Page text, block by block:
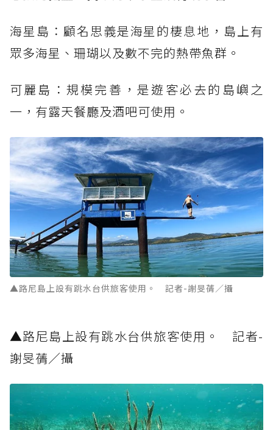
海星島：顧名思義是海星的棲息地，島上有
眾多海星、珊瑚以及數不完的熱帶魚群。
可麗島：規模完善，是遊客必去的島嶼之
一，有露天餐廳及酒吧可使用。
▲路尼島上設有跳水台供旅客使用。 記者-謝旻蒨／攝
▲路尼島上設有跳水台供旅客使用。 記者-
謝旻蒨／攝